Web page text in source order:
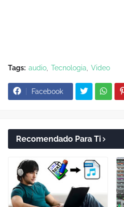
Tags: audio Tecnologia Video
Facebook
Recomendado Para Ti